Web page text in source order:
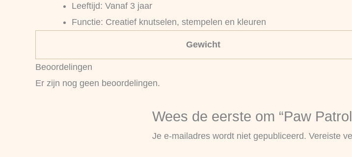
Leeftijd: Vanaf 3 jaar
Functie: Creatief knutselen, stempelen en kleuren
Gewicht
Beoordelingen
Er zijn nog geen beoordelingen.
Wees de eerste om “Paw
Je e-mailadres wordt niet gepubliceerd. Vereiste